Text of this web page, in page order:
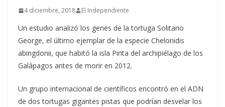
4 diciembre, 2018 El Independiente
Un estudio analizó los genes de la tortuga Solitario
George, el último ejemplar de la especie Chelonidis
abingdonii, que habitó la isla Pinta del archipiélago de los
Galápagos antes de morir en 2012.
Un grupo internacional de científicos encontró en el ADN
de dos tortugas gigantes pistas que podrían desvelar los